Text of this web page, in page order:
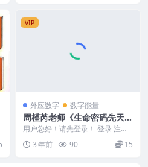
VIP
外应数字 数字能量
周槿芮老师《生命密码先天缺
失数字的九大核心》2集视频
用户您好！请先登录！ 登录 注册
周槿芮老师《生命密码先天缺失数
字的九大核心》夏...
3 年前 90 15